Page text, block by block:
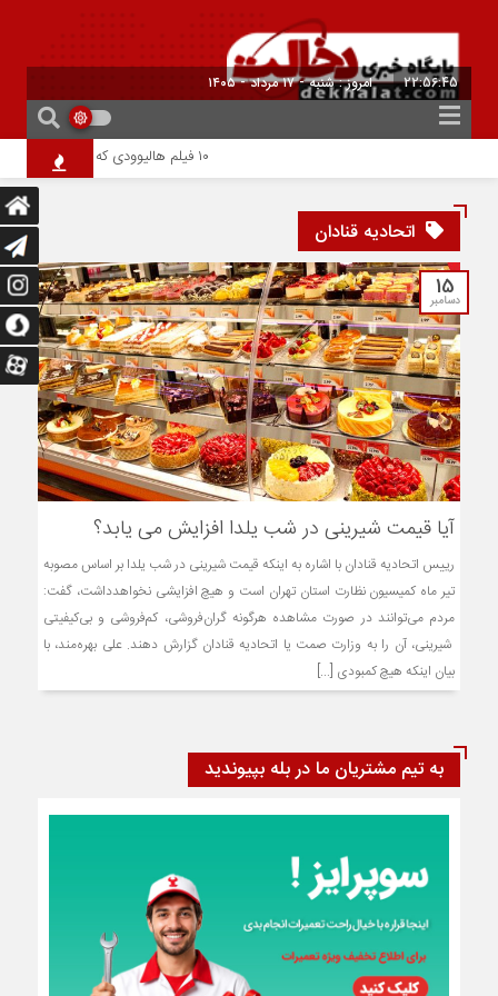
22:56:45 امروز : شنبه - ۱۷ مرداد - ۱۴۰۵
۱۰ فیلم هالیوودی که ارزش دیدن دارند | شاهکارهایی که نباید از دست بدهید
اتحادیه قنادان
15
دسامبر
آیا قیمت شیرینی در شب یلدا افزایش می یابد؟
رییس اتحادیه قنادان با اشاره به اینکه قیمت شیرینی در شب یلدا بر اساس مصوبه
تیر ماه کمیسیون نظارت استان تهران است و هیچ افزایشی نخواهدداشت، گفت:
مردم می‌توانند در صورت مشاهده هرگونه گران‌فروشی، کم‌فروشی و بی‌کیفیتی
شیرینی، آن را به وزارت صمت یا اتحادیه قنادان گزارش دهند. علی بهره‌مند، با
بیان اینکه هیچ کمبودی [...]
به تیم مشتریان ما در بله بپیوندید